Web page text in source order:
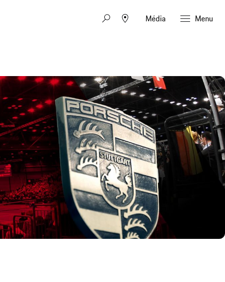
Média Menu